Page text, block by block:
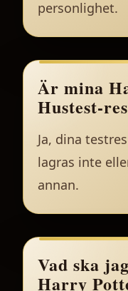
personlighet.
Är mina
Hustest-
Ja, dina
lagras inte
annan.
Vad ska
Harry